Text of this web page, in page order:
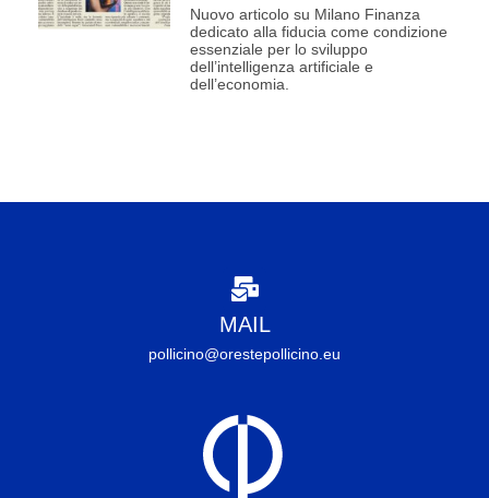
Nuovo articolo su Milano Finanza
dedicato alla fiducia come condizione
essenziale per lo sviluppo
dell’intelligenza artificiale e
dell’economia.
MAIL
pollicino@orestepollicino.eu